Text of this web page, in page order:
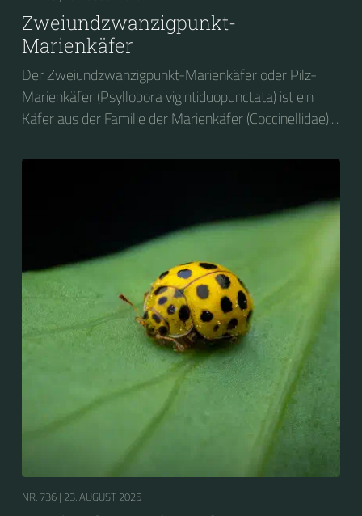
Zweiundzwanzigpunkt-
Marienkäfer
Der Zweiundzwanzigpunkt-Marienkäfer oder Pilz-
Marienkäfer (Psyllobora vigintiduopunctata) ist ein
Käfer aus der Familie der Marienkäfer (Coccinellidae)....
NR. 736 | 23. AUGUST 2025